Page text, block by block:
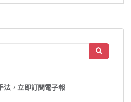
法，立即訂閱電子報